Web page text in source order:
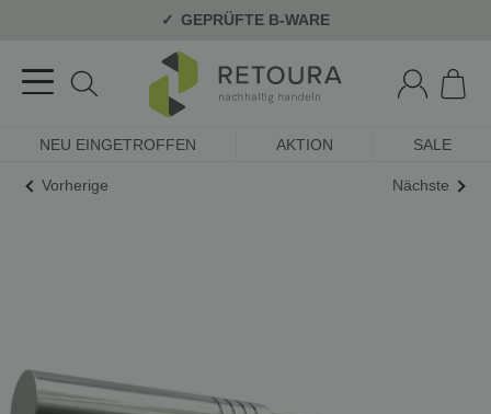
GEPRÜFTE B-WARE
NEU EINGETROFFEN AKTION SALE
Vorherige Nächste